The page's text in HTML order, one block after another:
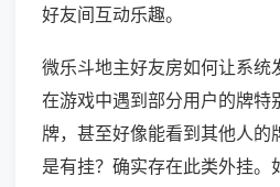
好友间互动乐趣。
微乐斗地主好友房如何让系统
在游戏中遇到部分用户的牌特
牌，甚至好像能看到其他人的
是有挂？确实存在此类外挂。